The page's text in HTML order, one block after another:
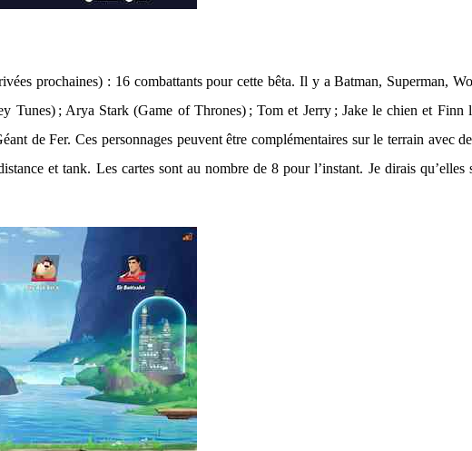
prochaines) : 16 combattants pour cette bêta. Il y a Batman, Superman,
; Arya Stark (Game of Thrones) ; Tom et Jerry ; Jake le chien et Finn
de Fer. Ces personnages peuvent être complémentaires sur le terrain avec
et tank. Les cartes sont au nombre de 8 pour l’instant. Je dirais